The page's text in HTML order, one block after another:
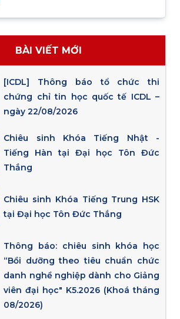
BÀI VIẾT MỚI
[ICDL] Thông báo tổ chức thi
chứng chỉ tin học quốc tế ICDL –
ngày 22/08/2026
Chiêu sinh Khóa Tiếng Nhật -
Tiếng Hàn tại Đại học Tôn Đức
Thắng
Chiêu sinh Khóa Tiếng Trung HSK
tại Đại học Tôn Đức Thắng
Thông báo: chiêu sinh khóa học
“Bồi dưỡng theo tiêu chuẩn chức
danh nghề nghiệp dành cho Giảng
viên đại học" K5.2026 (Khoá tháng
08/2026)